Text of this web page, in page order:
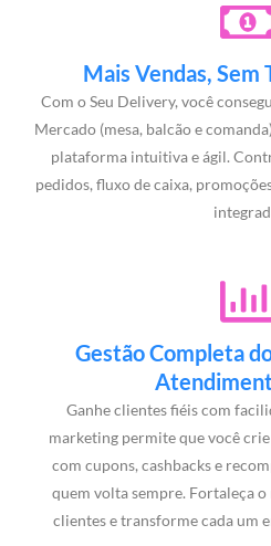
Mais Vendas, Sem
Com o Seu Delivery, você
Mercado (mesa, balcão e
plataforma intuitiva e ágil.
pedidos, fluxo de caixa,
Gestão Completa
Ganhe clientes fiéis com
marketing permite que você
com cupons, cashbacks e
quem volta sempre. Fortaleça
clientes e transforme cada um